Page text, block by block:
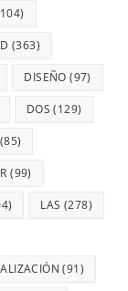
(363)
DISEÑO (97)
DOS (129)
(85)
(99)
LAS (278)
(91)